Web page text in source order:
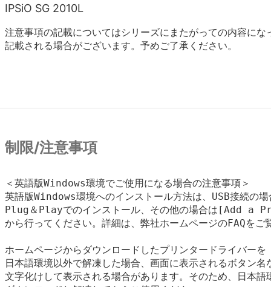
IPSiO SG 2010L
注意事項の記載についてはシリーズにまたがっての内容に
記載される場合がございます。予めご了承ください。
制限/注意事項
＜英語版Windows環境でご使用になる場合の注意事項＞
英語版Windows環境へのインストール方法は、USB接続の場
Plug＆Playでのインストール、その他の場合は[Add
から行ってください。詳細は、弊社ホームページのFAQをご
ホームページからダウンロードしたプリンタードライバーを
日本語環境以外で解凍した場合、画面に表示されるボタン名
文字化けして表示される場合があります。そのため、日本語